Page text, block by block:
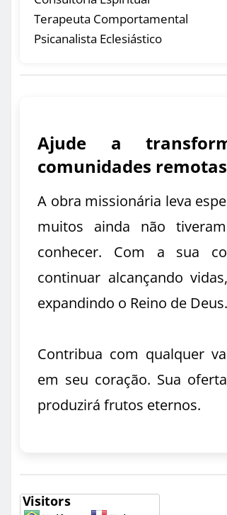
Terapeuta Comportamental
Psicanalista Eclesiástico
Ajude a
comunidades
A obra missionária leva
muitos ainda não
conhecer. Com a sua
continuar alcançando
expandindo o Reino de Deus.
Contribua com qualquer
em seu coração. Sua
produzirá frutos eternos.